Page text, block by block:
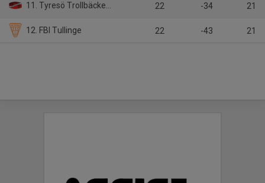
11. Tyresö Trollbäcken IBK 22 -34 21
12. FBI Tullinge 22 -43 21